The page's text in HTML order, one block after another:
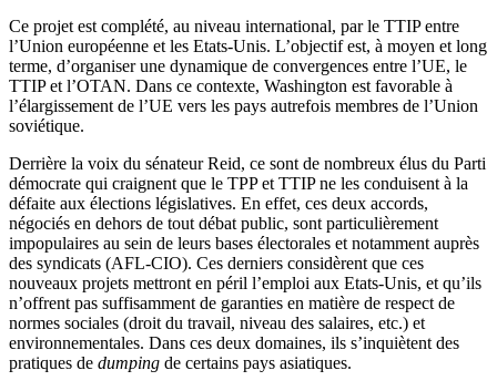
Ce projet est complété, au niveau international, par le TTIP entre
l’Union européenne et les Etats-Unis. L’objectif est, à moyen et long
terme, d’organiser une dynamique de convergences entre l’UE, le
TTIP et l’OTAN. Dans ce contexte, Washington est favorable à
l’élargissement de l’UE vers les pays autrefois membres de l’Union
soviétique.
Derrière la voix du sénateur Reid, ce sont de nombreux élus du Parti
démocrate qui craignent que le TPP et TTIP ne les conduisent à la
défaite aux élections législatives. En effet, ces deux accords,
négociés en dehors de tout débat public, sont particulièrement
impopulaires au sein de leurs bases électorales et notamment auprès
des syndicats (AFL-CIO). Ces derniers considèrent que ces
nouveaux projets mettront en péril l’emploi aux Etats-Unis, et qu’ils
n’offrent pas suffisamment de garanties en matière de respect de
normes sociales (droit du travail, niveau des salaires, etc.) et
environnementales. Dans ces deux domaines, ils s’inquiètent des
pratiques de dumping de certains pays asiatiques.